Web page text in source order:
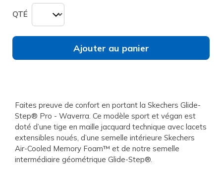
QTÉ
Ajouter au panier
Faites preuve de confort en portant la Skechers Glide-
Step® Pro - Waverra. Ce modèle sport et végan est
doté d’une tige en maille jacquard technique avec lacets
extensibles noués, d’une semelle intérieure Skechers
Air-Cooled Memory Foam™ et de notre semelle
intermédiaire géométrique Glide-Step®.